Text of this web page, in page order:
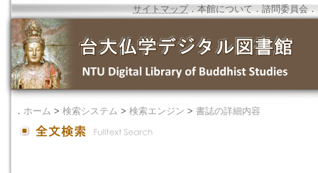
サイトマップ．本館について ． 諮問委員会 ．
． ホーム > 検索システム > 検索エンジン > 書誌の詳細内容